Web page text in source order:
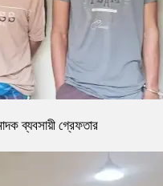
ব্যবসায়ী গ্রেফতার